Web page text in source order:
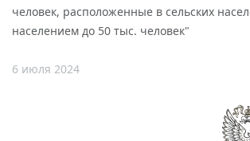
человек, расположенные в сельских
населением до 50 тыс. человек"
6 июля 2024